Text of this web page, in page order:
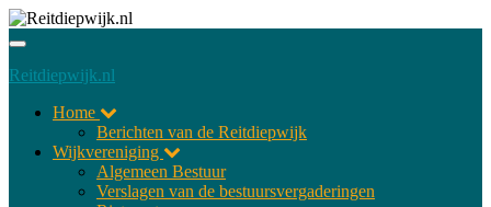
Toggle
navigatie
Reitdiepwijk.nl
Home
Berichten van de Reitdiepwijk
Wijkvereniging
Algemeen Bestuur
Verslagen van de bestuursvergaderingen